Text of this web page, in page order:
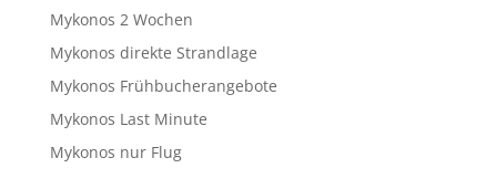
Mykonos 2 Wochen
Mykonos direkte Strandlage
Mykonos Frühbucherangebote
Mykonos Last Minute
Mykonos nur Flug